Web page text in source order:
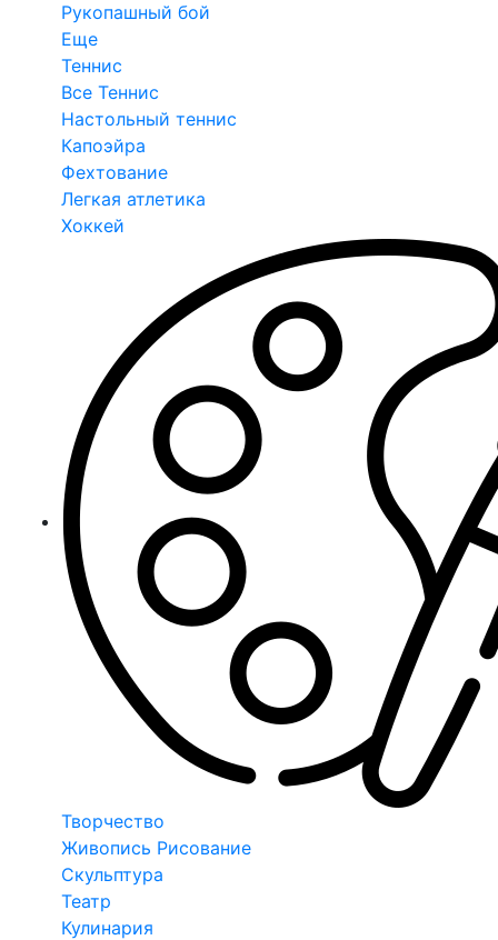
Рукопашный бой
Еще
Теннис
Все Теннис
Настольный теннис
Капоэйра
Фехтование
Легкая атлетика
Хоккей
Творчество
Живопись Рисование
Скульптура
Театр
Кулинария